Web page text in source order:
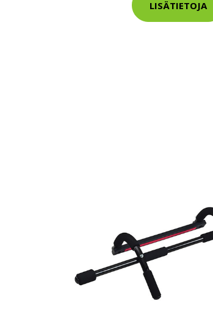
LISÄTIETOJA